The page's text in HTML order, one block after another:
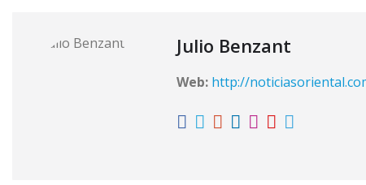
Julio Benzant
Web: http://